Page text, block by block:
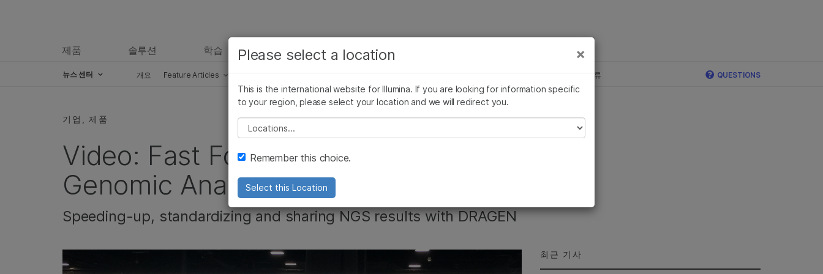
제품 솔루션 학습 회사 지원
뉴스 센터 개요 Feature Articles Perspectives Blog Press Releases In the News Illumina Images SomaLogic, Illumina 합류 QUESTIONS
기업, 제품
Video: Fast Forward to the Future of
Genomic Analysis
Speeding-up, standardizing and sharing NGS results with DRAGEN
최근 기사
×
Please select a location
This is the international website for Illumina. If you are looking for information specific
to your region, please select your location and we will redirect you.
Please select a location
Remember this choice.
Select this Location
보다 관련성이 높은 콘텐츠를 확인하실 수 있습니다. 주요
관심 분야를 선택해 주세요:
×
미생물학 연구
농업유전체학 연구
복합 질환 연구
생식 보건 연구
유전 및 희귀 질환 연구